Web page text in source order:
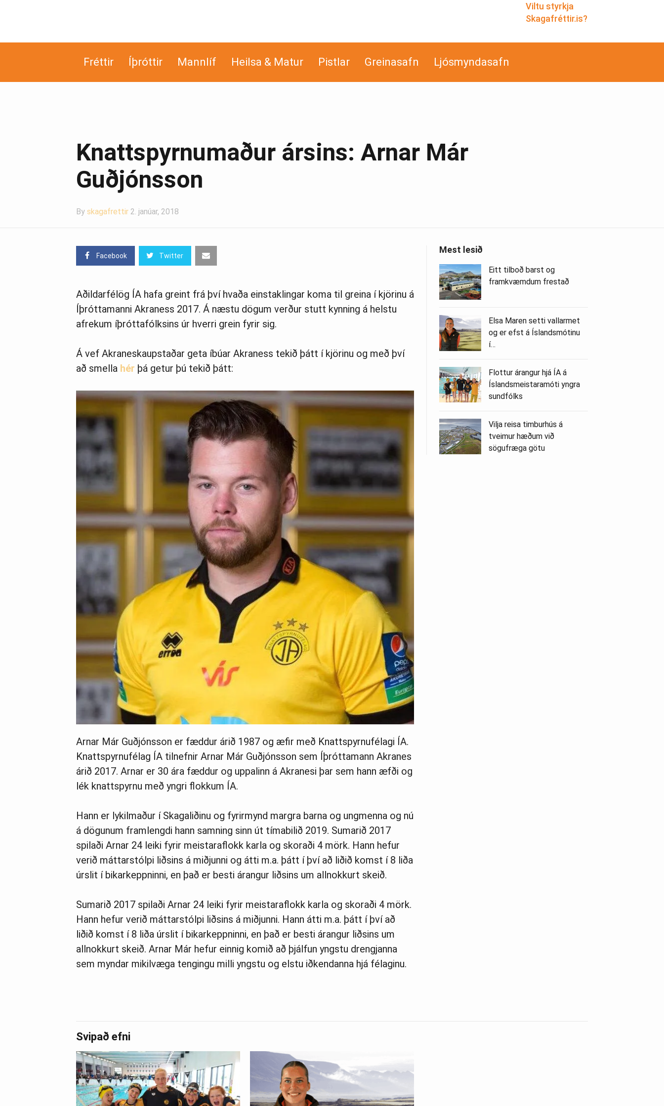
Viltu styrkja
Skagafréttir.is?
Fréttir Íþróttir Mannlíf Heilsa & Matur Pistlar Greinasafn Ljósmyndasafn
Knattspyrnumaður ársins: Arnar Már
Guðjónsson
By skagafrettir 2. janúar, 2018
Facebook Twitter
Aðildarfélög ÍA hafa greint frá því hvaða einstaklingar koma til greina í kjörinu á
Íþróttamanni Akraness 2017. Á næstu dögum verður stutt kynning á helstu
afrekum íþróttafólksins úr hverri grein fyrir sig.
Á vef Akraneskaupstaðar geta íbúar Akraness tekið þátt í kjörinu og með því
að smella hér þá getur þú tekið þátt:
Arnar Már Guðjónsson er fæddur árið 1987 og æfir með Knattspyrnufélagi ÍA.
Knattspyrnufélag ÍA tilnefnir Arnar Már Guðjónsson sem Íþróttamann Akranes
árið 2017. Arnar er 30 ára fæddur og uppalinn á Akranesi þar sem hann æfði og
lék knattspyrnu með yngri flokkum ÍA.
Hann er lykilmaður í Skagaliðinu og fyrirmynd margra barna og ungmenna og nú
á dögunum framlengdi hann samning sinn út tímabilið 2019. Sumarið 2017
spilaði Arnar 24 leiki fyrir meistaraflokk karla og skoraði 4 mörk. Hann hefur
verið máttarstólpi liðsins á miðjunni og átti m.a. þátt í því að liðið komst í 8 liða
úrslit í bikarkeppninni, en það er besti árangur liðsins um allnokkurt skeið.
Sumarið 2017 spilaði Arnar 24 leiki fyrir meistaraflokk karla og skoraði 4 mörk.
Hann hefur verið máttarstólpi liðsins á miðjunni. Hann átti m.a. þátt í því að
liðið komst í 8 liða úrslit í bikarkeppninni, en það er besti árangur liðsins um
allnokkurt skeið. Arnar Már hefur einnig komið að þjálfun yngstu drengjanna
sem myndar mikilvæga tengingu milli yngstu og elstu iðkendanna hjá félaginu.
Mest lesið
Eitt tilboð barst og
framkvæmdum frestað
Elsa Maren setti vallarmet
og er efst á Íslandsmótinu
í…
Flottur árangur hjá ÍA á
Íslandsmeistaramóti yngra
sundfólks
Vilja reisa timburhús á
tveimur hæðum við
sögufræga götu
Svipað efni